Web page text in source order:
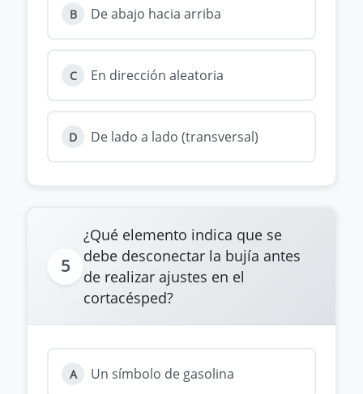
B De abajo hacia arriba
C En dirección aleatoria
D De lado a lado (transversal)
5
¿Qué elemento indica que se
debe desconectar la bujía antes
de realizar ajustes en el
cortacésped?
A Un símbolo de gasolina